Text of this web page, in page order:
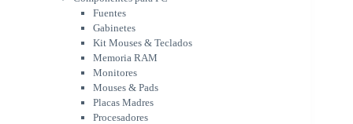
Mouses & Pads
Placas Madres
Procesadores
Refrigeración & Enfriamiento
Tarjetas Gráficas
Teclados
Equipos NUC
Equipos OEM & Pre-Ensamblados
Fuentes
Gabinetes
Kit Mouses & Teclados
Memoria RAM
Monitores
Mouses & Pads
Placas Madres
Procesadores